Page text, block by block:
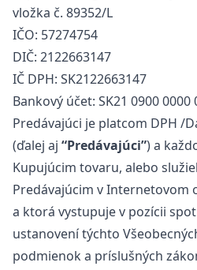
vložka č. 89352/L
IČO: 57274754
DIČ: 2122663147
IČ DPH: SK2122663147
Bankový účet: SK21 0900 0000
Predávajúci je platcom DPH /
(ďalej aj “Predávajúci”) a
Kupujúcim tovaru, alebo
Predávajúcim v Internetovom
a ktorá vystupuje v pozícii
ustanovení týchto
podmienok a príslušných